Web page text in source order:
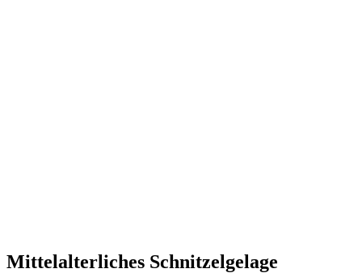
Mittelalterliches Schnitzelgelage